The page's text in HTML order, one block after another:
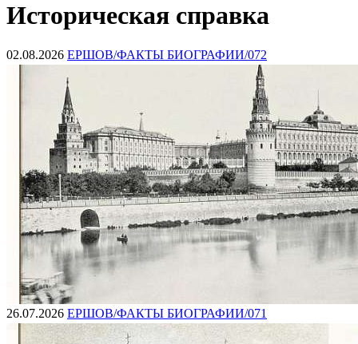
Историческая справка
02.08.2026 ЕРШОВ/ФАКТЫ БИОГРАФИИ/072
26.07.2026 ЕРШОВ/ФАКТЫ БИОГРАФИИ/071